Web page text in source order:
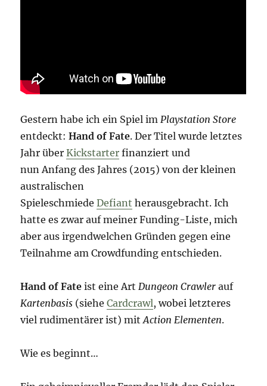
Gestern habe ich ein Spiel im Playstation Store
entdeckt:Hand of Fate. Der Titel wurde letztes
Jahr überKickstarter finanziert und
nun Anfang des Jahres (2015) von der kleinen
australischen
SpieleschmiedeDefiant herausgebracht. Ich
hatte es zwar auf meiner Funding-Liste, mich
aber aus irgendwelchen Gründen gegen eine
Teilnahme am Crowdfunding entschieden.
Hand of Fate ist eine ArtDungeon Crawler auf
Kartenbasis (sieheCardcrawl, wobei letzteres
viel rudimentärer ist) mit Action Elementen.
Wie es beginnt…